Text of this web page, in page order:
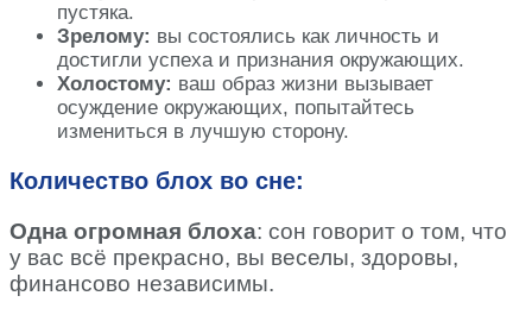
пустяка.
Зрелому: вы состоялись как личность и
достигли успеха и признания окружающих.
Холостому: ваш образ жизни вызывает
осуждение окружающих, попытайтесь
измениться в лучшую сторону.
Количество блох во сне:
Одна огромная блоха: сон говорит о том, что
у вас всё прекрасно, вы веселы, здоровы,
финансово независимы.